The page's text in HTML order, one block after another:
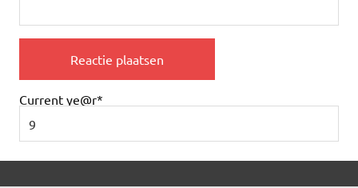
Current ye@r*